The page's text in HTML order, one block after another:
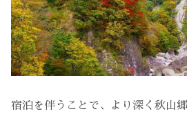
宿泊を伴うことで、より深く秋山